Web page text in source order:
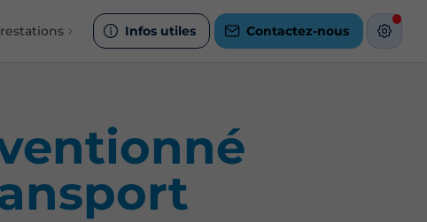
Infos utiles Contactez-nous